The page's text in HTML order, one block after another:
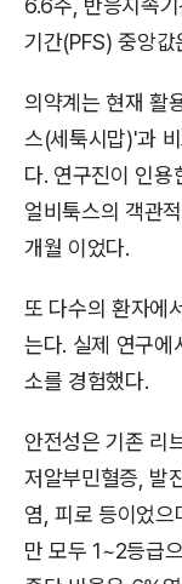
기간(PFS) 중앙
의약계는 현재 활
스(세툭시맙)'과
다. 연구진이 인용
얼비툭스의 객관
개월 이었다.
또 다수의 환자에
는다. 실제 연구
소를 경험했다.
안전성은 기존 리
저알부민혈증, 발
염, 피로 등이었
만 모두 1~2등급